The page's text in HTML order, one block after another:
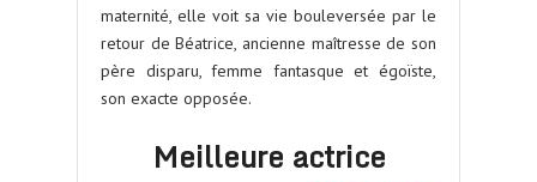
maternité, elle voit sa vie bouleversée par le
retour de Béatrice, ancienne maîtresse de son
père disparu, femme fantasque et égoïste,
son exacte opposée.
Meilleure actrice